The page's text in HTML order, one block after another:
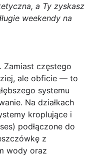
a Ty zyskasz
weekendy na
Zamiast częstego
ale obficie — to
systemu
Na działkach
kroplujące i
podłączone do
z
wody oraz